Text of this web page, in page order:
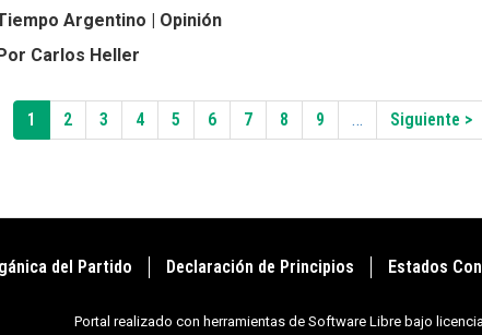
Argentino | Opinión
Carlos Heller
Página
actual
1 Page
2 Page
3 Page
4 Page
5 Page
6 Page
7 Page
8 Page
9 …
Siguiente
página
Siguiente >
del Partido Declaración de Principios Estados
Portal realizado con herramientas de Software Libre bajo